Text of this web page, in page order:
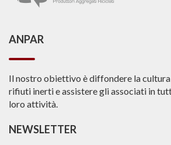
ANPAR
Il nostro obiettivo è diffondere la
rifiuti inerti e assistere gli associati in
loro attività.
NEWSLETTER